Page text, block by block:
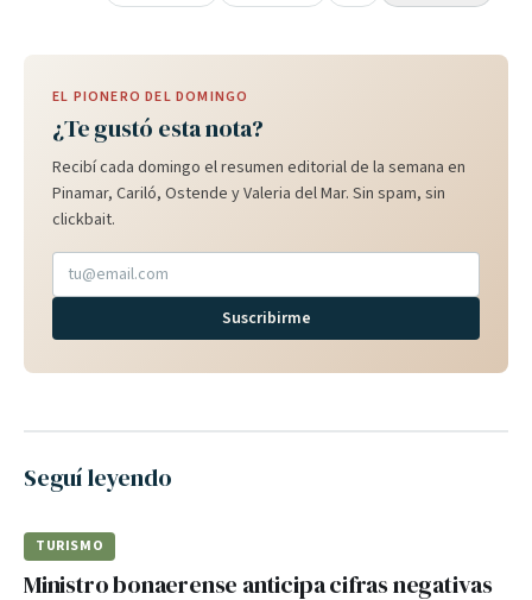
EL PIONERO DEL DOMINGO
¿Te gustó esta nota?
Recibí cada domingo el resumen editorial de la semana en
Pinamar, Cariló, Ostende y Valeria del Mar. Sin spam, sin
clickbait.
Suscribirme
Seguí leyendo
TURISMO
Ministro bonaerense anticipa cifras negativas